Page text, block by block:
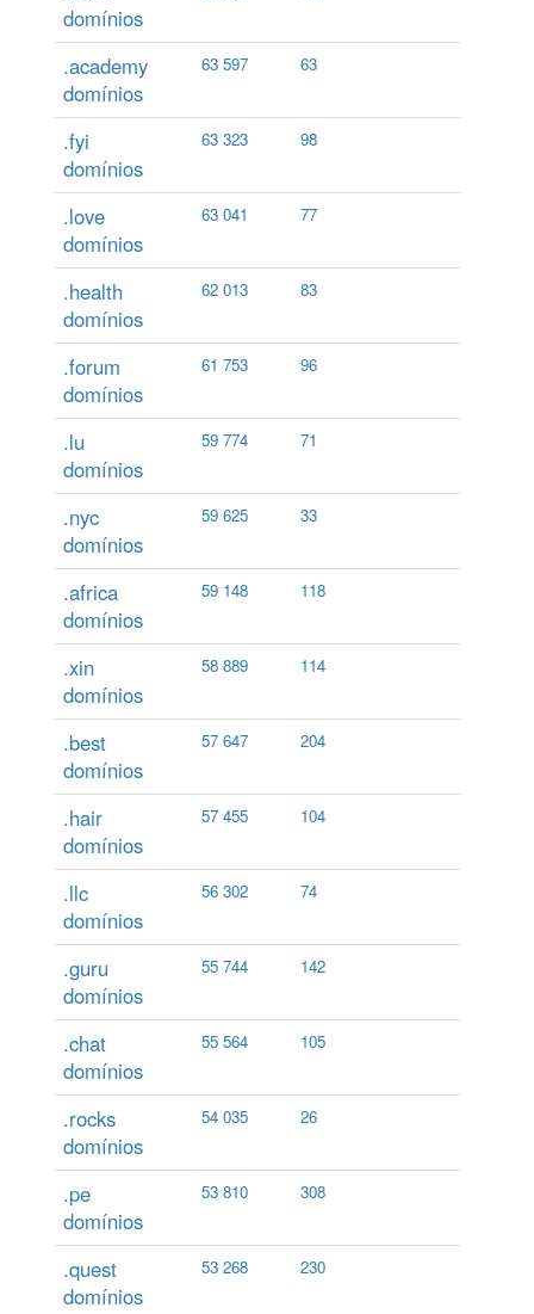
domínios
.academy
domínios
63 597 63
.fyi
domínios
63 323 98
.love
domínios
63 041 77
.health
domínios
62 013 83
.forum
domínios
61 753 96
.lu
domínios
59 774 71
.nyc
domínios
59 625 33
.africa
domínios
59 148 118
.xin
domínios
58 889 114
.best
domínios
57 647 204
.hair
domínios
57 455 104
.llc
domínios
56 302 74
.guru
domínios
55 744 142
.chat
domínios
55 564 105
.rocks
domínios
54 035 26
.pe
domínios
53 810 308
.quest
domínios
53 268 230